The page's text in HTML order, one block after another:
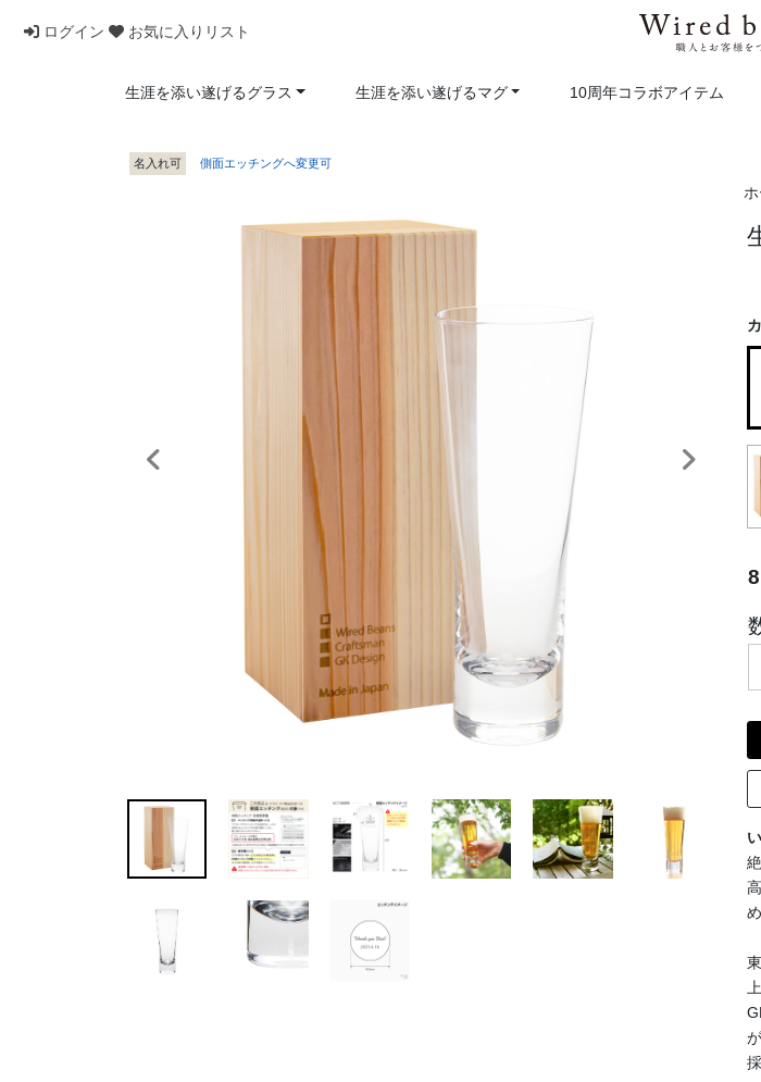
ログイン お気に入りリスト
生涯を添い遂げるグラス 生涯を添い遂げるマグ 10周年コラボアイテム
名入れ可 側面エッチングへ変更可
前へ